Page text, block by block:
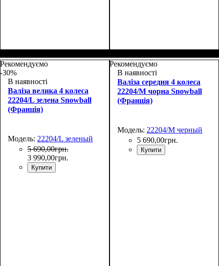
48х30х20+5
69х43х27+4
Рекомендуємо
-30%
В наявності
Валіза велика 4 колеса
22204/L зелена Snowball
(Франція)
Модель: 22204/L зеленый
5 690,00грн.
3 990,00грн.
Купити
Рекомендуємо
В наявності
Валіза середня 4 колеса
22204/M чорна Snowball
(Франція)
Модель: 22204/M черный
5 690,00грн.
Купити